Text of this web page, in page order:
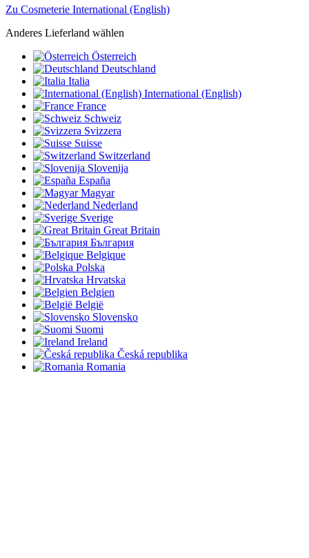
Zu Cosmeterie International (English)
Anderes Lieferland wählen
Österreich
Deutschland
Italia
International (English)
France
Schweiz
Svizzera
Suisse
Switzerland
Slovenija
España
Magyar
Nederland
Sverige
Great Britain
България
Belgique
Polska
Hrvatska
Belgien
België
Slovensko
Suomi
Ireland
Česká republika
Romania